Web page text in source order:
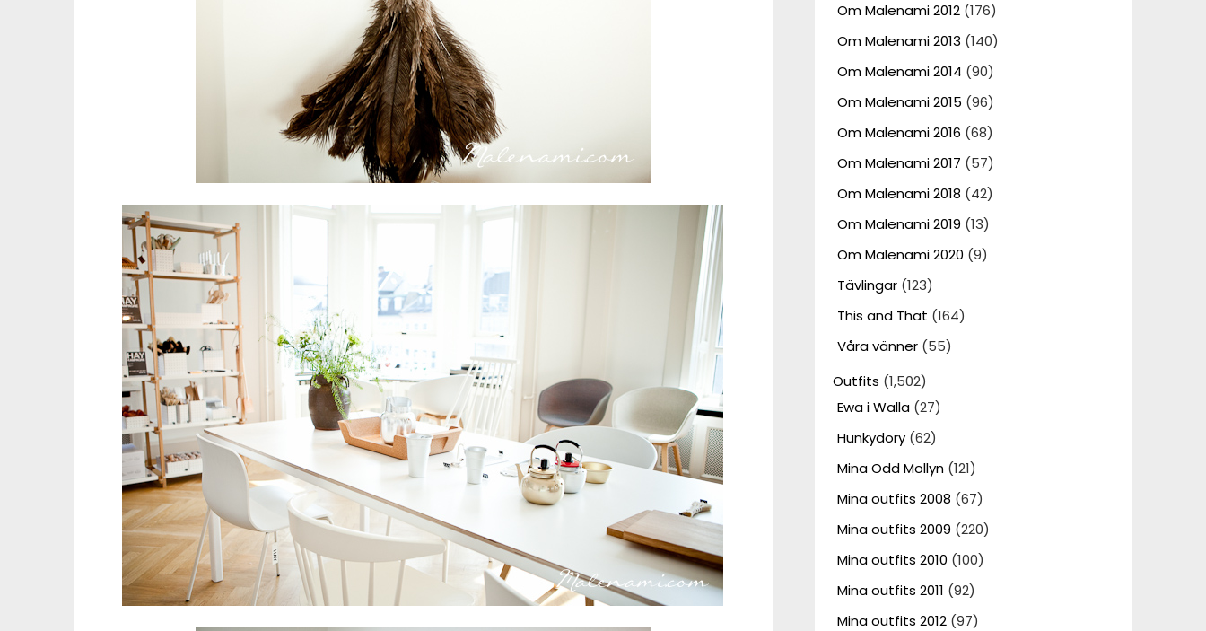
Om Malenami 2012(176)
Om Malenami 2013 (140)
Om Malenami 2014 (90)
Om Malenami 2015 (96)
Om Malenami 2016 (68)
Om Malenami 2017 (57)
Om Malenami 2018 (42)
Om Malenami 2019 (13)
Om Malenami 2020 (9)
Tävlingar(123)
This and That (164)
Våra vänner(55)
Outfits (1,502)
Ewa i Walla(27)
Hunkydory(62)
Mina Odd Mollyn(121)
Mina outfits 2008 (67)
Mina outfits 2009 (220)
Mina outfits 2010 (100)
Mina outfits 2011 (92)
Mina outfits 2012(97)